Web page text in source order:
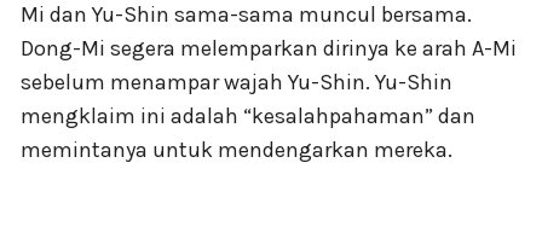
Mi dan Yu-Shin sama-sama muncul bersama.
Dong-Mi segera melemparkan dirinya ke arah A-Mi
sebelum menampar wajah Yu-Shin. Yu-Shin
mengklaim ini adalah “kesalahpahaman” dan
memintanya untuk mendengarkan mereka.